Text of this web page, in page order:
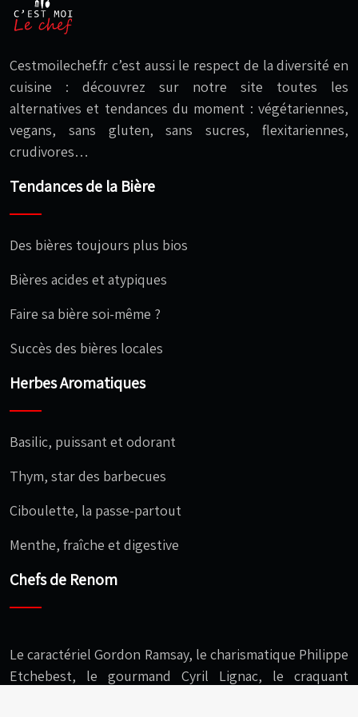
Cestmoilechef.fr c’est aussi le respect de la diversité en
cuisine : découvrez sur notre site toutes les
alternatives et tendances du moment : végétariennes,
vegans, sans gluten, sans sucres, flexitariennes,
crudivores…
Tendances de la Bière
Des bières toujours plus bios
Bières acides et atypiques
Faire sa bière soi-même ?
Succès des bières locales
Herbes Aromatiques
Basilic, puissant et odorant
Thym, star des barbecues
Ciboulette, la passe-partout
Menthe, fraîche et digestive
Chefs de Renom
Le caractériel Gordon Ramsay, le charismatique Philippe
Etchebest, le gourmand Cyril Lignac, le craquant